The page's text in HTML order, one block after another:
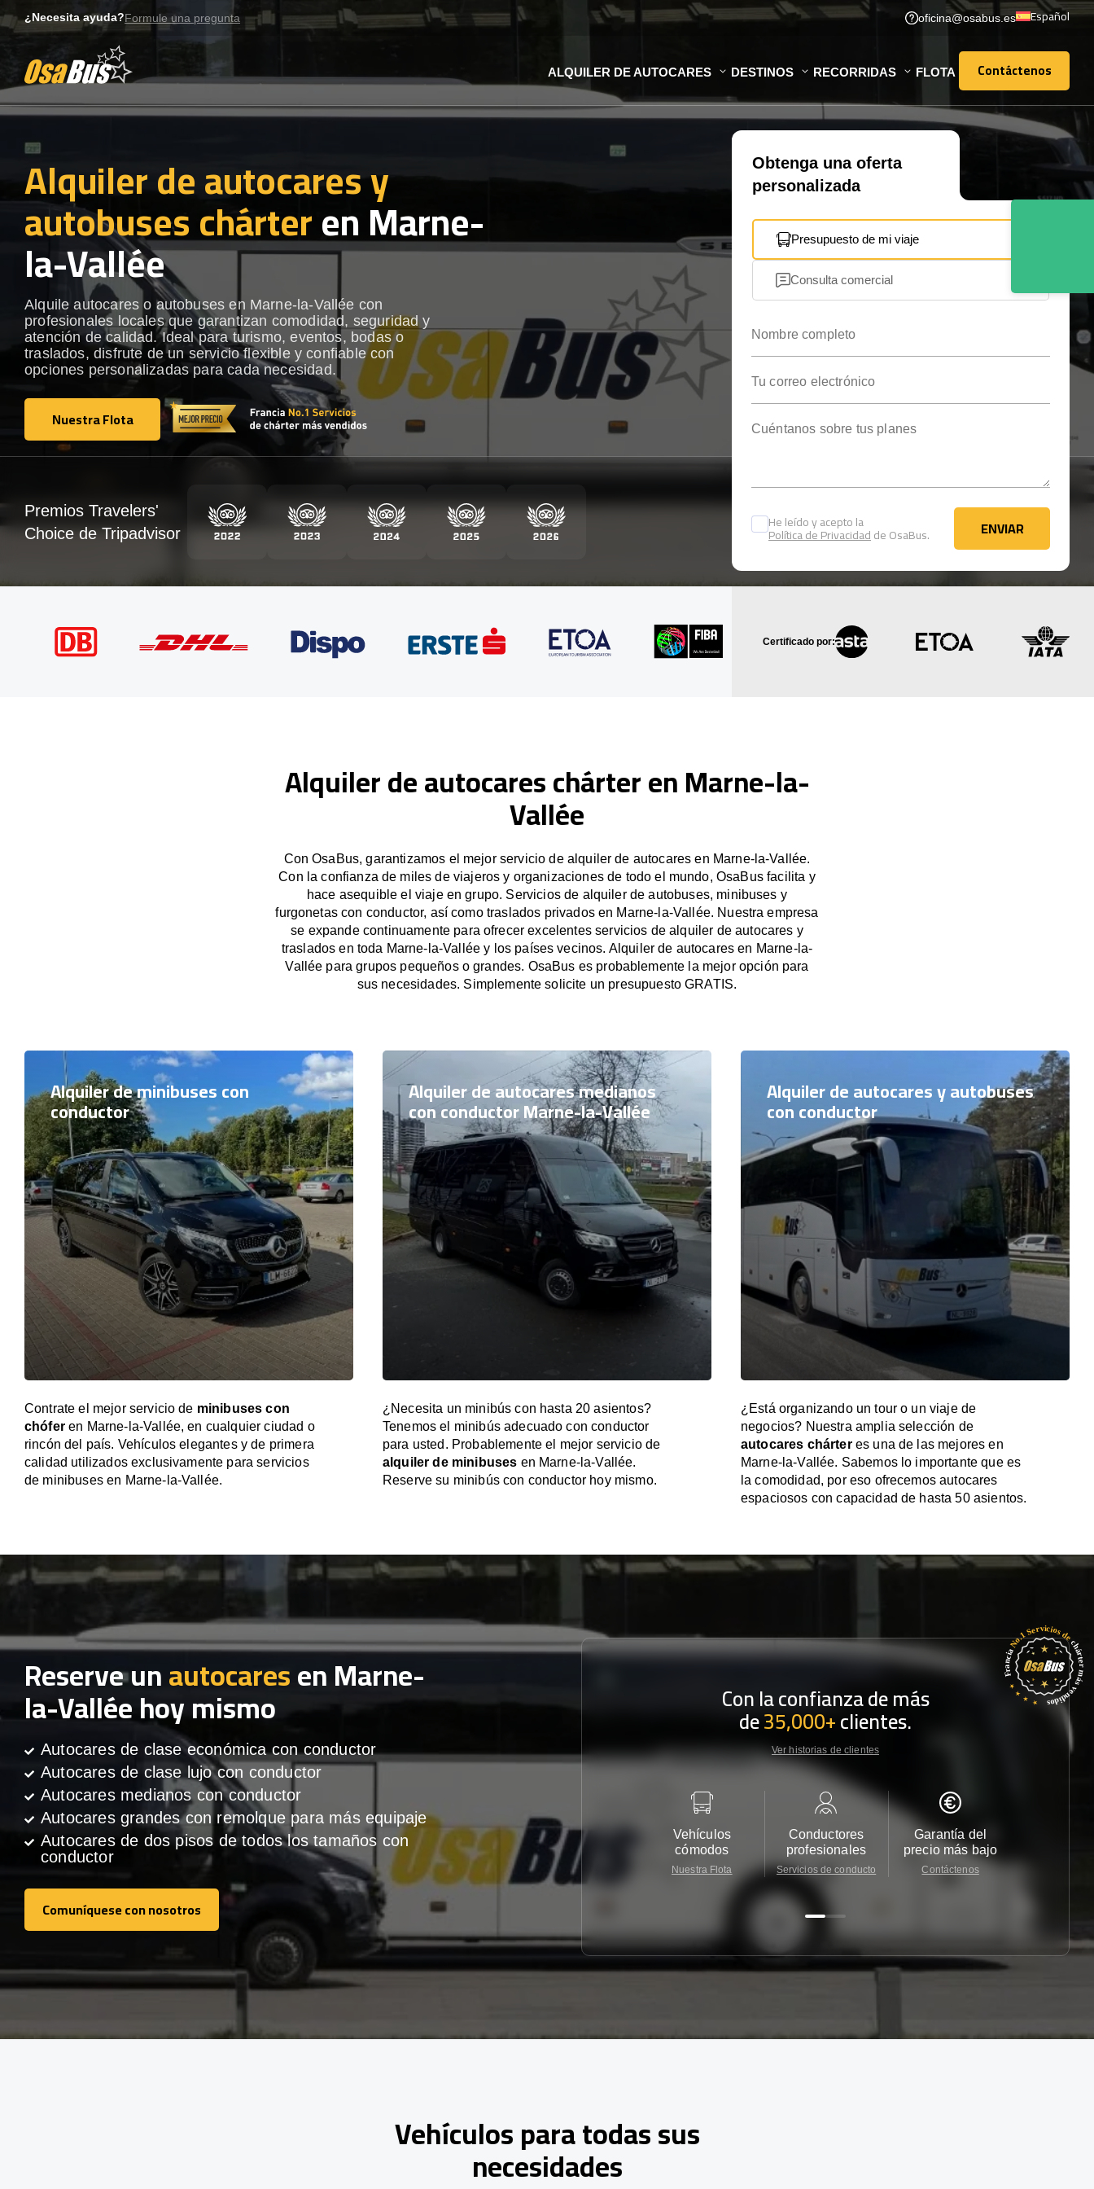
to
¿Necesita ayuda?Formule una pregunta oficina@osabus.es Español
ALQUILER DE AUTOCARES DESTINOS RECORRIDAS FLOTA Contáctenos
Contáctenos
Alquiler de autocares y
autobuses chárteren Marne-
la-Vallée
Alquile autocares o autobuses en Marne-la-Vallée con
profesionales locales que garantizan comodidad, seguridad y
atención de calidad. Ideal para turismo, eventos, bodas o
traslados, disfrute de un servicio flexible y confiable con
opciones personalizadas para cada necesidad.
Nuestra Flota
Nuestra Flota
Obtenga una oferta
personalizada
Presupuesto de mi viaje
Consulta comercial
He leído y acepto la
Política de Privacidadde OsaBus. ENVIAR
ENVIAR
Premios Travelers'
Choice de Tripadvisor
Certificado por:
Alquiler de autocares chárter en Marne-la-
Vallée
Con OsaBus, garantizamos el mejor servicio de alquiler de autocares en Marne-la-Vallée.
Con la confianza de miles de viajeros y organizaciones de todo el mundo, OsaBus facilita y
hace asequible el viaje en grupo. Servicios de alquiler de autobuses, minibuses y
furgonetas con conductor, así como traslados privados en Marne-la-Vallée. Nuestra empresa
se expande continuamente para ofrecer excelentes servicios de alquiler de autocares y
traslados en toda Marne-la-Vallée y los países vecinos. Alquiler de autocares en Marne-la-
Vallée para grupos pequeños o grandes. OsaBus es probablemente la mejor opción para
sus necesidades. Simplemente solicite un presupuesto GRATIS.
Alquiler de minibuses con
conductor
Contrate el mejor servicio de minibuses con
chóferen Marne-la-Vallée, en cualquier ciudad o
rincón del país. Vehículos elegantes y de primera
calidad utilizados exclusivamente para servicios
de minibuses en Marne-la-Vallée.
Alquiler de autocares medianos
con conductor Marne-la-Vallée
¿Necesita un minibús con hasta 20 asientos?
Tenemos el minibús adecuado con conductor
para usted. Probablemente el mejor servicio de
alquiler de minibuses en Marne-la-Vallée.
Reserve su minibús con conductor hoy mismo.
Alquiler de autocares y autobuses
con conductor
¿Está organizando un tour o un viaje de
negocios? Nuestra amplia selección de
autocares chárteres una de las mejores en
Marne-la-Vallée. Sabemos lo importante que es
la comodidad, por eso ofrecemos autocares
espaciosos con capacidad de hasta 50 asientos.
Reserve unautocaresen Marne-
la-Vallée hoy mismo
Autocares de clase económica con conductor
Autocares de clase lujo con conductor
Autocares medianos con conductor
Autocares grandes con remolque para más equipaje
Autocares de dos pisos de todos los tamaños con
conductor
Comuníquese con nosotros
Comuníquese con nosotros
Con la confianza de más
de35,000+clientes.
Ver historias de clientes
Vehículos
cómodos
Nuestra Flota
Conductores
profesionales
Servicios de conducto
Garantía del
precio más bajo
Contáctenos
Vehículos para todas sus
necesidades